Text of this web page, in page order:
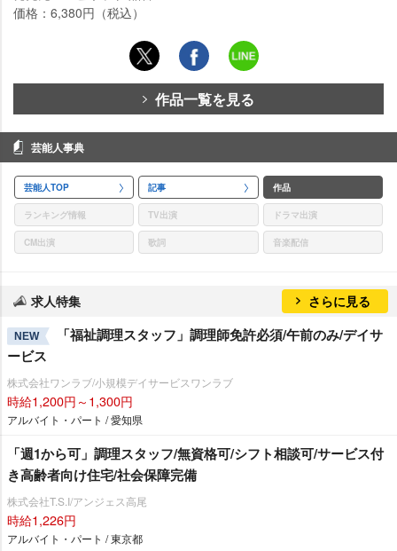
価格：6,380円（税込）
作品一覧を見る
芸能人事典
芸能人TOP 記事 作品
ランキング情報 TV出演 ドラマ出演
CM出演 歌詞 音楽配信
求人特集 さらに見る
NEW
「福祉調理スタッフ」調理師免許必須/午前のみ/デイサ
ービス
株式会社ワンラブ/小規模デイサービスワンラブ
時給1,200円～1,300円
アルバイト・パート / 愛知県
「週1から可」調理スタッフ/無資格可/シフト相談可/サービス付
き高齢者向け住宅/社会保障完備
株式会社T.S.I/アンジェス高尾
時給1,226円
アルバイト・パート / 東京都